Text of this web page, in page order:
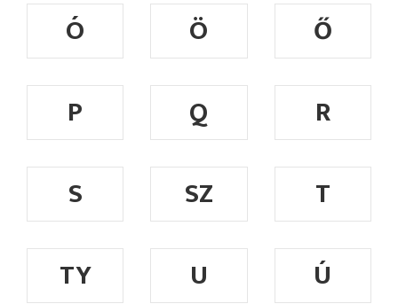
Ó
Ö
Ő
P
Q
R
S
SZ
T
TY
U
Ú